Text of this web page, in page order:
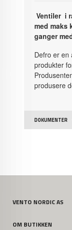
Ventiler i
med maks
ganger
Defro er en
produkter
produsere
DOKUMENTER
VENTO NORDIC AS
OM BUTIKKEN